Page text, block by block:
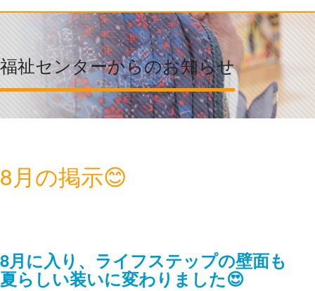
福祉センターからのお知らせ
8月の掲示😊
8月に入り、ライフステップの壁面も
夏らしい装いに変わりました😍